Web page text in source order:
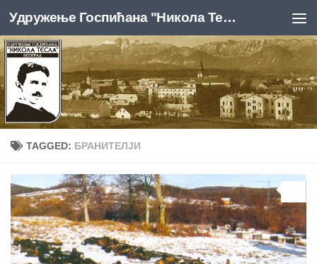
Skip to content Удружење Госпићана "Никола Тесла", Београд
TAGGED: БРАНИТЕЛЈИ